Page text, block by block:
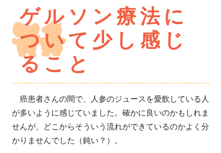
ゲルソン療法に
ついて少し感じ
ること
癌患者さんの間で、人参のジュースを愛飲している人
が多いように感じていました。確かに良いのかもしれま
せんが、どこからそういう流れができているのかよく分
かりませんでした（鈍い？）。